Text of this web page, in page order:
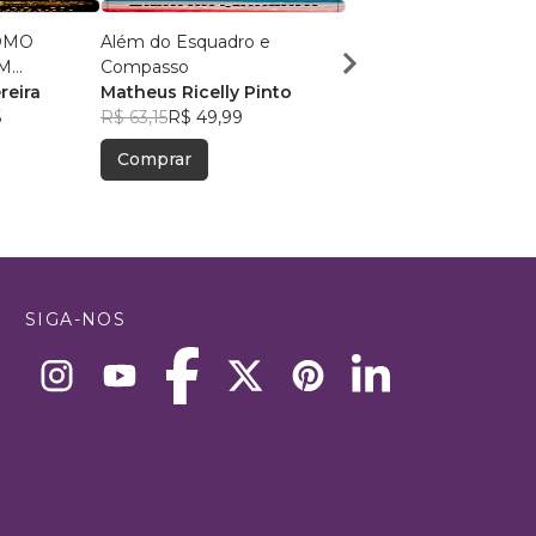
Além do Esquadro e
Compasso
Matheus Ricelly Pinto
R$ 63,15R$ 49,99
Comprar
O Portal da Mente
SIGA-NOS